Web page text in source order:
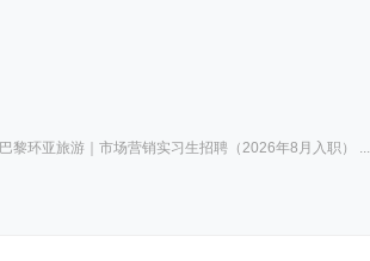
巴黎环亚旅游｜市场营销实习生招聘（2026年8月入职） ...